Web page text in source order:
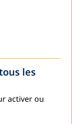
les
activer ou